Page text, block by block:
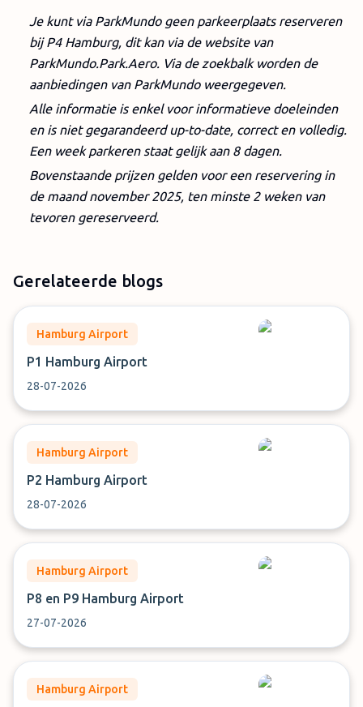
Je kunt via ParkMundo geen parkeerplaats reserveren
bij P4 Hamburg, dit kan via de website van
ParkMundo.Park.Aero. Via de zoekbalk worden de
aanbiedingen van ParkMundo weergegeven.
Alle informatie is enkel voor informatieve doeleinden
en is niet gegarandeerd up-to-date, correct en volledig.
Een week parkeren staat gelijk aan 8 dagen.
Bovenstaande prijzen gelden voor een reservering in
de maand november 2025, ten minste 2 weken van
tevoren gereserveerd.
Gerelateerde blogs
Hamburg Airport
P1 Hamburg Airport
28-07-2026
Hamburg Airport
P2 Hamburg Airport
28-07-2026
Hamburg Airport
P8 en P9 Hamburg Airport
27-07-2026
Hamburg Airport